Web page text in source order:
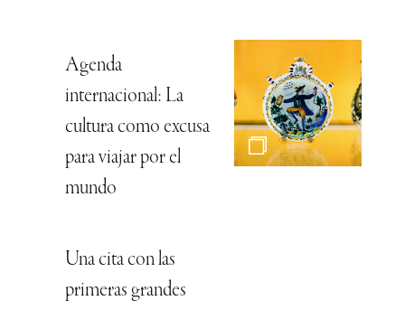
Agenda
internacional: La
cultura como excusa
para viajar por el
mundo
Una cita con las
primeras grandes